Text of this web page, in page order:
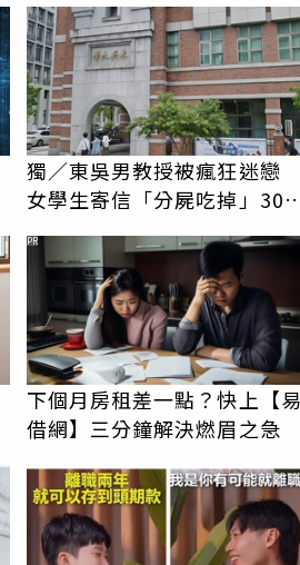
獨／東吳男教授被瘋狂迷
女學生寄信「分屍吃掉」30
下個月房租差一點？快上【
借網】三分鐘解決燃眉之急
PR